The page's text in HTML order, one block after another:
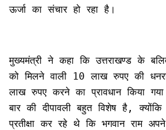
ऊर्जा का संचार हो रहा है।
मुख्यमंत्री ने कहा कि उत्तराखण्ड के
को मिलने वाली 10 लाख रुपए की
लाख रुपए करने का प्रावधान किया
बार की दीपावली बहुत विशेष है,
प्रतीक्षा कर रहे थे कि भगवान राम